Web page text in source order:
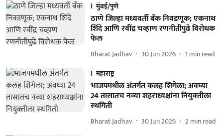
मुंबई/पुणे
ठाणे जिल्हा मध्यवर्ती बँक निवडणूक; एकनाथ
शिंदे आणि रवींद्र चव्हाण रणनीतीपुढे विरोधक
फेल
Bharat Jadhav 30 Jun 2026 1 min read
महाराष्ट्र
भाजपमधील अंतर्गत कलह शिगेला; अवघ्या
24 तासातच नव्‍या शहराध्‍यक्षांना नियुक्‍तीला
स्‍थगिती
Bharat Jadhav 30 Jun 2026 2min read